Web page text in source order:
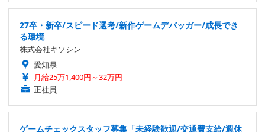
27卒・新卒/スピード選考/新作ゲームデバッガー/成長でき
る環境
株式会社キソシン
愛知県
月給25万1,400円～32万円
正社員
ゲームチェックスタッフ募集「未経験歓迎/交通費支給/週休